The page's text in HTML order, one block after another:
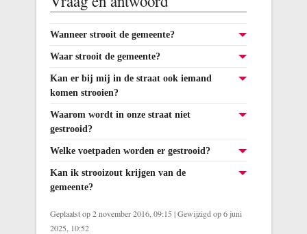
Wanneer strooit de gemeente?
Waar strooit de gemeente?
Kan er bij mij in de straat ook iemand
komen strooien?
Waarom wordt in onze straat niet
gestrooid?
Welke voetpaden worden er gestrooid?
Kan ik strooizout krijgen van de
gemeente?
Geplaatst op 2 november 2016, 09:15 |Gewijzigd op 6 juni
2025, 10:52